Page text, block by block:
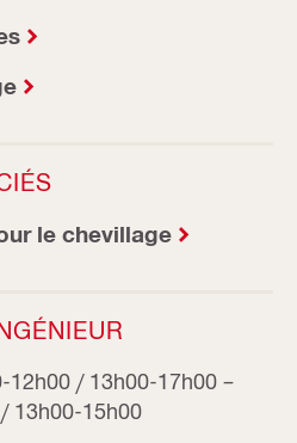
le chevillage
12h00 / 13h00-17h00 –
13h00-15h00